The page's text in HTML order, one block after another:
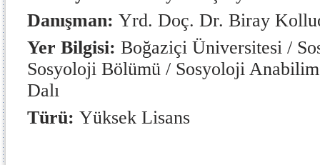
Danışman: Yrd. Doç. Dr. Biray
Yer Bilgisi: Boğaziçi Üniversitesi /
Sosyoloji Bölümü / Sosyoloji
Dalı
Türü: Yüksek Lisans